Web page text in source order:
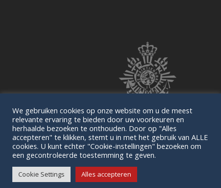
© 2026 WJB. |Disclaimer
We gebruiken cookies op onze website om u de meest
relevante ervaring te bieden door uw voorkeuren en
herhaalde bezoeken te onthouden. Door op "Alles
accepteren" te klikken, stemt u in met het gebruik van ALLE
cookies. U kunt echter "Cookie-instellingen" bezoeken om
een gecontroleerde toestemming te geven.
Cookie Settings Alles accepteren